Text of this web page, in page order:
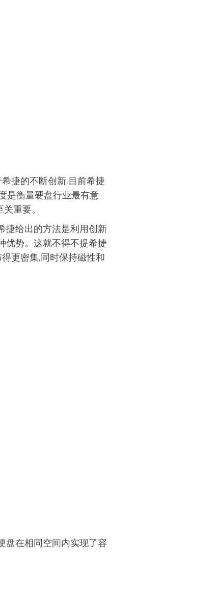
捷的不断创新,目前希捷
是衡量硬盘行业最有意
重要。
捷给出的方法是利用创新
优势。这就不得不提希捷
得更密集,同时保持磁性和
硬盘在相同空间内实现了容